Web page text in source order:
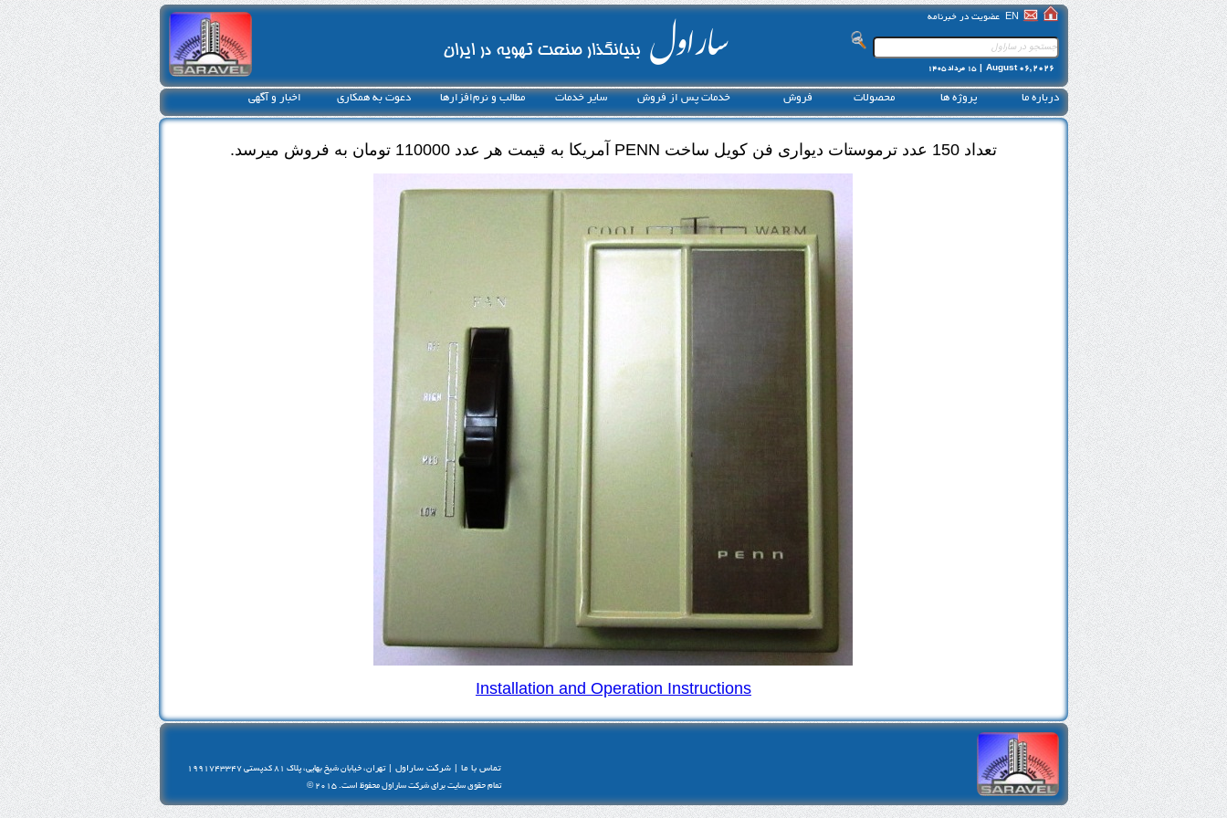
EN عضویت در خبرنامه
August 06, 2026 | 15 مرداد 1405 ساراول بنیانگذار صنعت تهویه در ایران
درباره ما پروژه ها محصولات فروش خدمات پس از فروش ساير خدمات مطالب و نرم‌افزارها دعوت به همکاری اخبار و آگهی
تعداد 150 عدد ترموستات دیواری فن کویل ساخت PENN آمریکا به قیمت هر عدد 110000 تومان به فروش میرسد.
Installation and Operation Instructions
تماس با ما شرکت ساراول تهران، خيابان شيخ بهايی، پلاک 81 کدپستی 1991743347
تمام حقوق سایت برای شرکت ساراول محفوظ است. 2015 ©